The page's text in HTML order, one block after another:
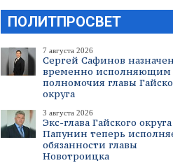
ПОЛИТПРОСВЕТ
7 августа 2026
Сергей Сафинов назначен
временно исполняющим
полномочия главы
округа
3 августа 2026
Экс-глава Гайского округа
Папунин теперь
обязанности главы
Новотроицка